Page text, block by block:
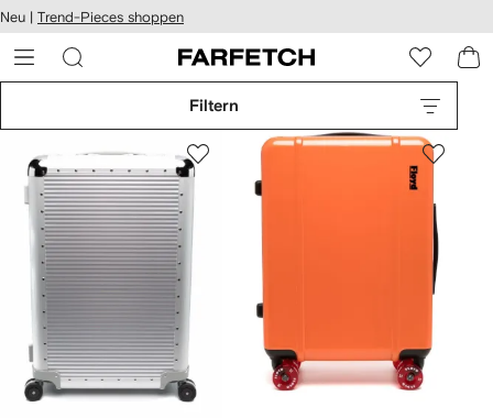
zum
Neu | Trend-Pieces shoppen
Filtern